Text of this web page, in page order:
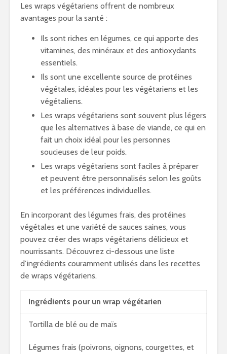
Les wraps végétariens offrent de nombreux
avantages pour la santé :
Ils sont riches en légumes, ce qui apporte des
vitamines, des minéraux et des antioxydants
essentiels.
Ils sont une excellente source de protéines
végétales, idéales pour les végétariens et les
végétaliens.
Les wraps végétariens sont souvent plus légers
que les alternatives à base de viande, ce qui en
fait un choix idéal pour les personnes
soucieuses de leur poids.
Les wraps végétariens sont faciles à préparer
et peuvent être personnalisés selon les goûts
et les préférences individuelles.
En incorporant des légumes frais, des protéines
végétales et une variété de sauces saines, vous
pouvez créer des wraps végétariens délicieux et
nourrissants. Découvrez ci-dessous une liste
d’ingrédients couramment utilisés dans les recettes
de wraps végétariens.
Ingrédients pour un wrap végétarien
Tortilla de blé ou de maïs
Légumes frais (poivrons, oignons, courgettes, et